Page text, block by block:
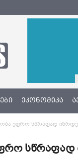
ᲔᲙᲝᲜᲝᲛᲘᲙᲐ
უფრო სწრაფად